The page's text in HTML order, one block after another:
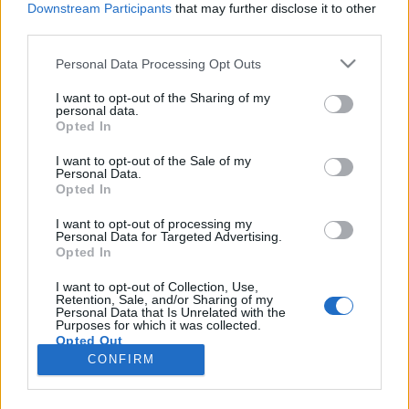
Downstream Participants that may further disclose it to other
Please note that this website/app uses one or more Google
not limited to your visit or usage behaviour. You may click to
grant or deny consent to Google and its third-party tags to
use your data for below specified purposes in below Google
consent section.
Personal Data Processing Opt Outs
I want to opt-out of the Sharing of my
personal data.
Opted In
I want to opt-out of the Sale of my
Personal Data.
Opted In
I want to opt-out of processing my
Personal Data for Targeted Advertising.
Opted In
I want to opt-out of Collection, Use,
Retention, Sale, and/or Sharing of my
Personal Data that Is Unrelated with the
Purposes for which it was collected.
Opted Out
Google consents
CONFIRM
Váci út 47: A Schlick-gyártól menő
irodaházig
fovarosi.blog.hu• 2018. június 21.
A szemünk előtt zajlik a Váci út radikális
átalakulása, és még koránt sincs vége. A régi kisebb-
nagyobb házak helyét folyamatosan veszik át az
újabb és újabb irodaházak. Egyikük élete ma
kezdődik, mégis nagy múltúnak mondható. De mi
köze egy irodaháznak Schlick Ignáchoz, és ki volt
Schlick Ignác?